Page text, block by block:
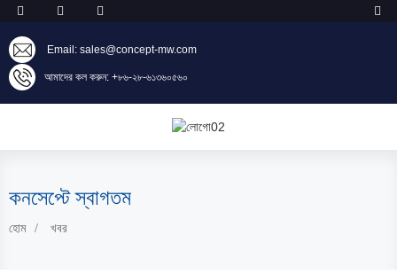
Email: sales@concept-mw.com
আমাদের কল করুন: +৮৬-২৮-৬১৩৬০৫৬০
কনসেপ্টে স্বাগতম
হোম খবর